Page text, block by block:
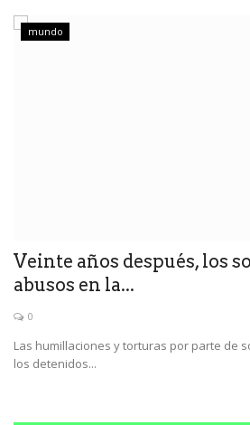
mundo
Veinte años después, los
abusos en la...
0
Las humillaciones y torturas por parte de
los detenidos...